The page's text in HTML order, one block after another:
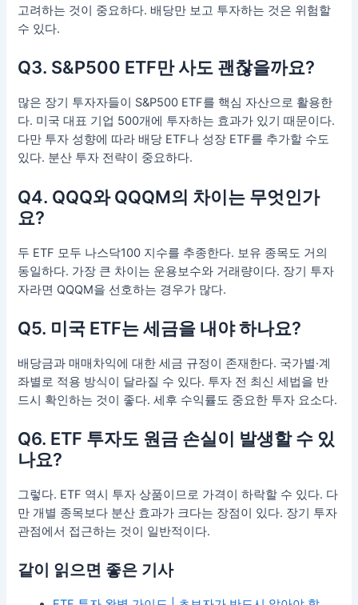
고려하는 것이 중요하다. 배당만 보고 투자하는 것은 위험할
수 있다.
Q3. S&P500 ETF만 사도 괜찮을까요?
많은 장기 투자자들이 S&P500 ETF를 핵심 자산으로 활용한
다. 미국 대표 기업 500개에 투자하는 효과가 있기 때문이다.
다만 투자 성향에 따라 배당 ETF나 성장 ETF를 추가할 수도
있다. 분산 투자 전략이 중요하다.
Q4. QQQ와 QQQM의 차이는 무엇인가
요?
두 ETF 모두 나스닥100 지수를 추종한다. 보유 종목도 거의
동일하다. 가장 큰 차이는 운용보수와 거래량이다. 장기 투자
자라면 QQQM을 선호하는 경우가 많다.
Q5. 미국 ETF는 세금을 내야 하나요?
배당금과 매매차익에 대한 세금 규정이 존재한다. 국가별·계
좌별로 적용 방식이 달라질 수 있다. 투자 전 최신 세법을 반
드시 확인하는 것이 좋다. 세후 수익률도 중요한 투자 요소다.
Q6. ETF 투자도 원금 손실이 발생할 수 있
나요?
그렇다. ETF 역시 투자 상품이므로 가격이 하락할 수 있다. 다
만 개별 종목보다 분산 효과가 크다는 장점이 있다. 장기 투자
관점에서 접근하는 것이 일반적이다.
같이 읽으면 좋은 기사